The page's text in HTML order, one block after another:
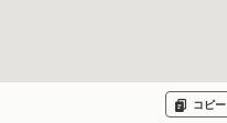
コピー